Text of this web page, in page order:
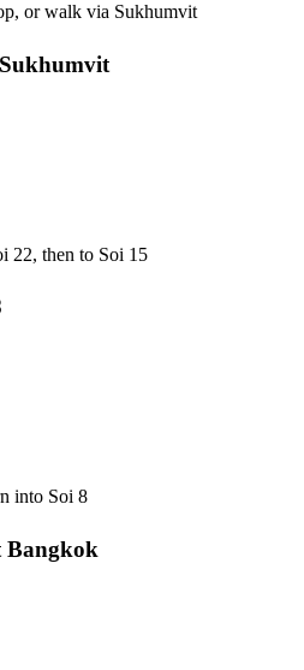
or walk via Sukhumvit
22, then to Soi 15
into Soi 8
Bangkok